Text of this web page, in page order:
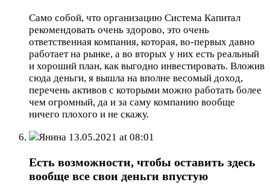
Само собой, что организацию Система Капитал
рекомендовать очень здорово, это очень
ответственная компания, которая, во-первых давно
работает на рынке, а во вторых у них есть реальный
и хороший план, как выгодно инвестировать. Вложив
сюда деньги, я вышла на вполне весомый доход,
перечень активов с которыми можно работать более
чем огромный, да и за саму компанию вообще
ничего плохого и не скажу.
Янина 13.05.2021 at 08:01
Есть возможности, чтобы оставить здесь
вообще все свои деньги впустую